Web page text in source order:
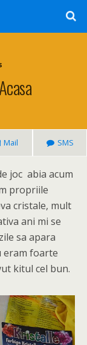
Mail SMS
joc abia acum
propriile
cristale, mult
ani mi se
sa apara
eram foarte
kitul cel bun.